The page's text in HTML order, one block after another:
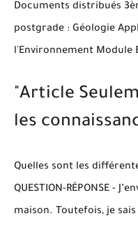
Documents distribués
postgrade : Géologie
l'Environnement Module
"Article
les
Quelles sont les
QUESTION-RÉPONSE -
maison. Toutefois, je